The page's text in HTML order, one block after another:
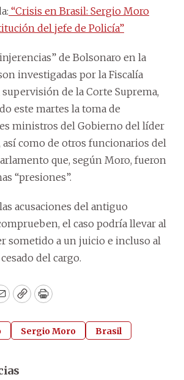
“Crisis en Brasil: Sergio Moro
del jefe de Policía”
de Bolsonaro en la
investigadas por la Fiscalía
de la Corte Suprema,
este martes la toma de
ministros del Gobierno del líder
como de otros funcionarios del
que, según Moro, fueron
“presiones”.
acusaciones del antiguo
el caso podría llevar al
sometido a un juicio e incluso al
del cargo.
EmailCopyPrint
Sergio Moro Brasil